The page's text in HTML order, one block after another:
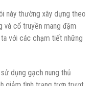
này thường xây dựng theo
và cổ truyền mang đậm
với các chạm tiết những
dụng gạch nung thủ